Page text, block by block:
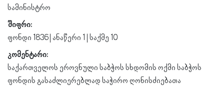
სამინისტრო
შიფრი:
ფონდი 1836 | ანაწერი 1 | საქმე 10
კომენტარი:
საქართველოს ეროვნული საბჭოს სხდომის ოქმი საბჭოს
ფონდის გასაძლიერებლად საჭირო ღონისძიებათა